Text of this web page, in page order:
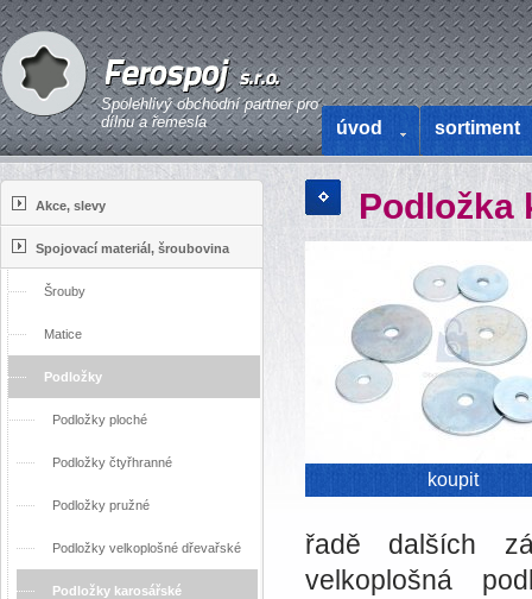
Spolehlivý obchodní partner pro
dílnu a řemesla
úvod sortiment
Podložka
koupit
řadě dalších
velkoplošná
Akce, slevy
Spojovací materiál, šroubovina
Šrouby
Matice
Podložky
Podložky ploché
Podložky čtyřhranné
Podložky pružné
Podložky velkoplošné dřevařské
Podložky karosářské